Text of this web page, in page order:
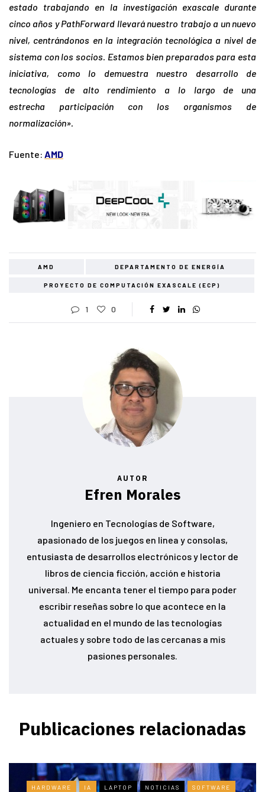
estado trabajando en la investigación exascale durante
cinco años y PathForward llevará nuestro trabajo a un nuevo
nivel, centrándonos en la integración tecnológica a nivel de
sistema con los socios. Estamos bien preparados para esta
iniciativa, como lo demuestra nuestro desarrollo de
tecnologías de alto rendimiento a lo largo de una
estrecha participación con los organismos de
normalización».
Fuente: AMD
AMD DEPARTAMENTO DE ENERGÍA
PROYECTO DE COMPUTACIÓN EXASCALE (ECP)
1 0
AUTOR
Efren Morales
Ingeniero en Tecnologías de Software,
apasionado de los juegos en linea y consolas,
entusiasta de desarrollos electrónicos y lector de
libros de ciencia ficción, acción e historia
universal. Me encanta tener el tiempo para poder
escribir reseñas sobre lo que acontece en la
actualidad en el mundo de las tecnologías
actuales y sobre todo de las cercanas a mis
pasiones personales.
Publicaciones relacionadas
HARDWARE IA LAPTOP NOTICIAS SOFTWARE